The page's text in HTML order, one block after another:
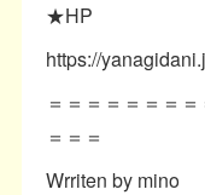
★HP
https://
＝＝＝＝＝＝＝
＝＝＝
Wrriten by mino